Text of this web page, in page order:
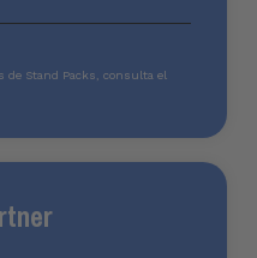
de Stand Packs, consulta el